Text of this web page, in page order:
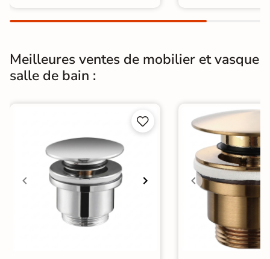
Meilleures ventes de mobilier et vasque
salle de bain :

